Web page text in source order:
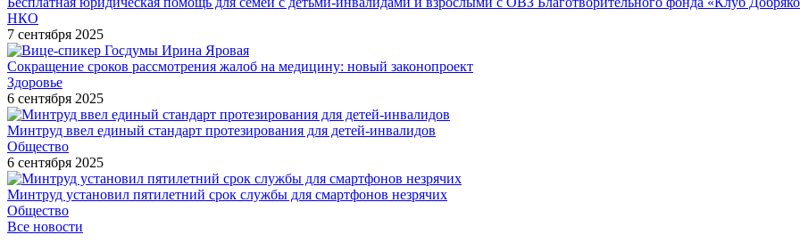
НКО
7 сентября 2025
Сокращение сроков рассмотрения жалоб на медицину: новый законопроект
Здоровье
6 сентября 2025
Минтруд ввел единый стандарт протезирования для детей-инвалидов
Общество
6 сентября 2025
Минтруд установил пятилетний срок службы для смартфонов незрячих
Общество
Все новости